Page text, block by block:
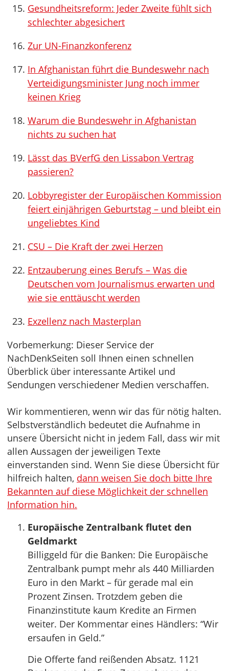
Gesundheitsreform: Jeder Zweite fühlt sich
schlechter abgesichert
Zur UN-Finanzkonferenz
In Afghanistan führt die Bundeswehr nach
Verteidigungsminister Jung noch immer
keinen Krieg
Warum die Bundeswehr in Afghanistan
nichts zu suchen hat
Lässt das BVerfG den Lissabon Vertrag
passieren?
Lobbyregister der Europäischen Kommission
feiert einjährigen Geburtstag – und bleibt ein
ungeliebtes Kind
CSU – Die Kraft der zwei Herzen
Entzauberung eines Berufs – Was die
Deutschen vom Journalismus erwarten und
wie sie enttäuscht werden
Exzellenz nach Masterplan
Vorbemerkung: Dieser Service der
NachDenkSeiten soll Ihnen einen schnellen
Überblick über interessante Artikel und
Sendungen verschiedener Medien verschaffen.
Wir kommentieren, wenn wir das für nötig halten.
Selbstverständlich bedeutet die Aufnahme in
unsere Übersicht nicht in jedem Fall, dass wir mit
allen Aussagen der jeweiligen Texte
einverstanden sind. Wenn Sie diese Übersicht für
hilfreich halten, dann weisen Sie doch bitte Ihre
Bekannten auf diese Möglichkeit der schnellen
Information hin.
Europäische Zentralbank flutet den
Geldmarkt
Billiggeld für die Banken: Die Europäische
Zentralbank pumpt mehr als 440 Milliarden
Euro in den Markt – für gerade mal ein
Prozent Zinsen. Trotzdem geben die
Finanzinstitute kaum Kredite an Firmen
weiter. Der Kommentar eines Händlers: “Wir
ersaufen in Geld.”
Die Offerte fand reißenden Absatz. 1121